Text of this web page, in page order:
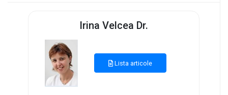
Irina Velcea Dr.
Lista articole